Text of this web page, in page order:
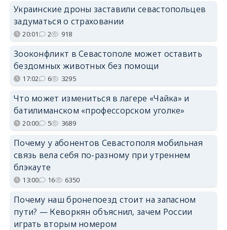
Украинские дроны заставили севастопольцев
задуматься о страховании
20:01 2 918
Зооконфликт в Севастополе может оставить
бездомных животных без помощи
17:02 6 3295
Что может измениться в лагере «Чайка» и
батилиманском «профессорском уголке»
20:00 5 3689
Почему у абонентов Севастополя мобильная
связь вела себя по-разному при утреннем
блэкауте
13:00 16 6350
Почему наш бронепоезд стоит на запасном
пути? — Кеворкян объяснил, зачем России
играть вторым номером